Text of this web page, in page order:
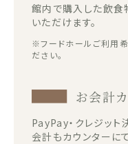
館内で購入した飲食
いただけます。
※フードホールご利用
ださい。
お会計
PayPay・クレジッ
会計もカウンターに